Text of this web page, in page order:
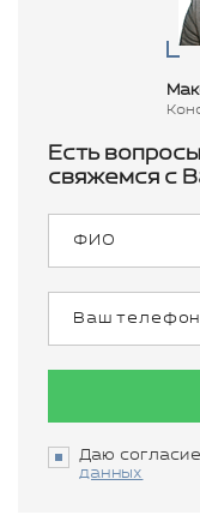
Есть
свяжемся с
Даю
данных